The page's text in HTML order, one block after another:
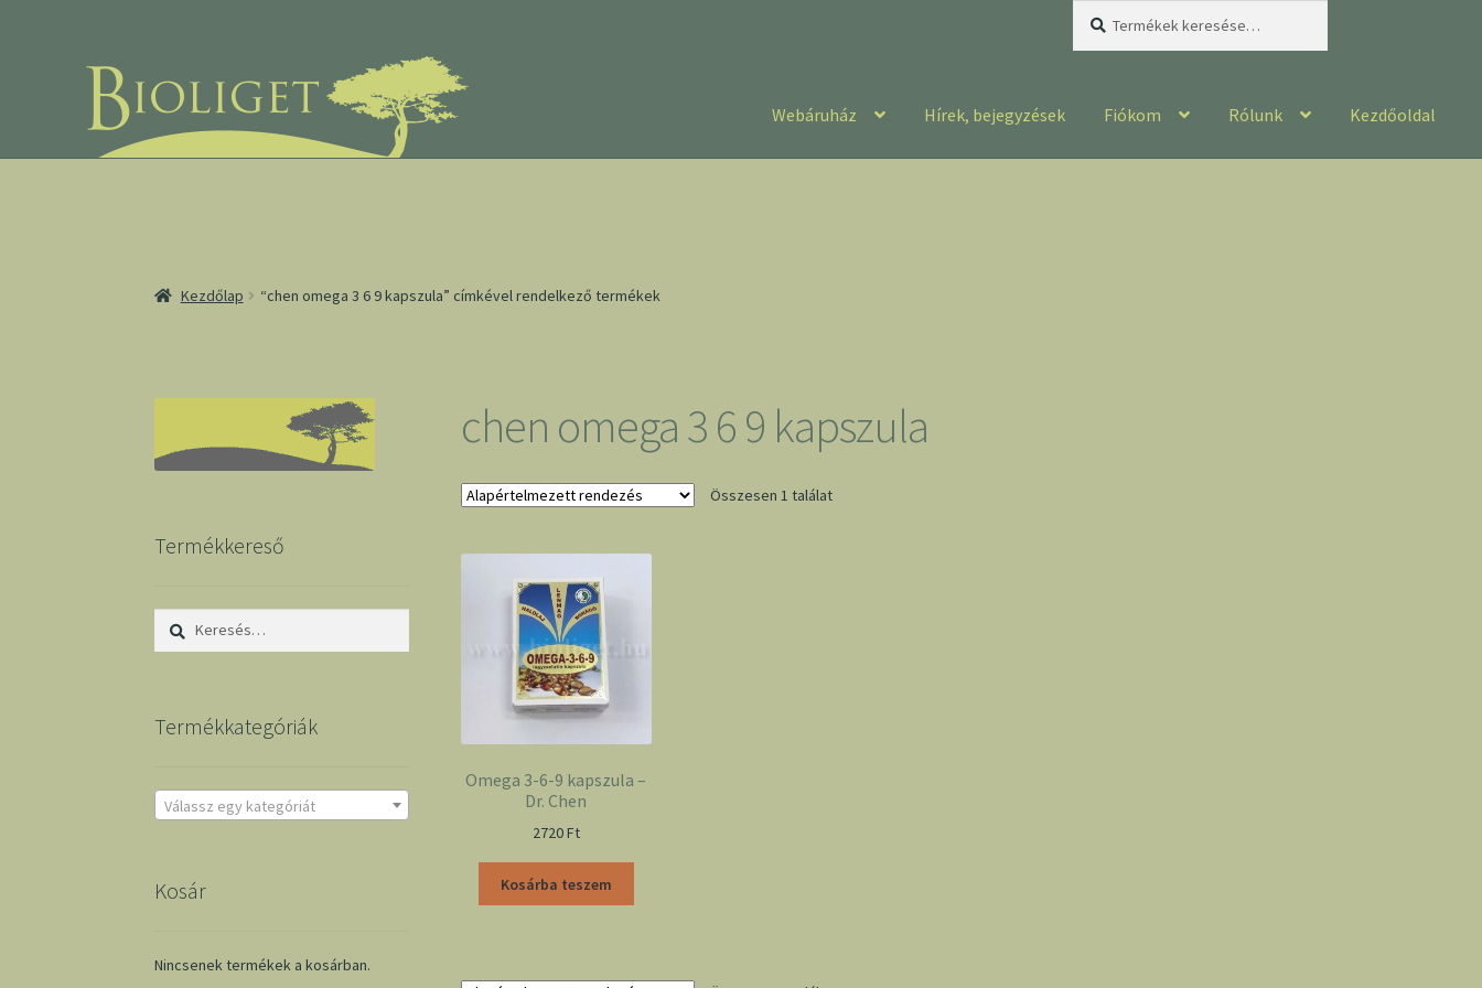
Webáruház Hírek, bejegyzések Fiókom Rólunk Kezdőoldal
Kezdőlap “chen omega 3 6 9 kapszula” címkével rendelkező termékek
chen omega 3 6 9 kapszula
Összesen 1 találat
Omega 3-6-9 kapszula –
Dr. Chen
2720Ft
Kosárba teszem
Termékkereső
Keresés:
Termékkategóriák
Válassz egy kategóriát
Kosár
Nincsenek termékek a kosárban.